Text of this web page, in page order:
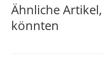
Ähnliche
könnten